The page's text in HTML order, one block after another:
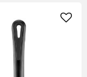
și pentru a
biscuiți sau
și piureuri sau